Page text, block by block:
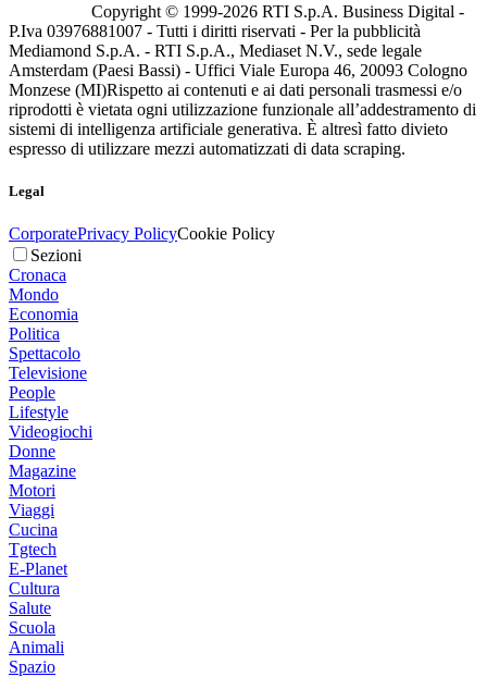
Copyright © 1999-2026 RTI S.p.A. Business Digital -
P.Iva 03976881007 - Tutti i diritti riservati - Per la pubblicità
Mediamond S.p.A. - RTI S.p.A., Mediaset N.V., sede legale
Amsterdam (Paesi Bassi) - Uffici Viale Europa 46, 20093 Cologno
Monzese (MI)Rispetto ai contenuti e ai dati personali trasmessi e/o
riprodotti è vietata ogni utilizzazione funzionale all’addestramento di
sistemi di intelligenza artificiale generativa. È altresì fatto divieto
espresso di utilizzare mezzi automatizzati di data scraping.
Legal
CorporatePrivacy PolicyCookie Policy
Sezioni
Cronaca
Mondo
Economia
Politica
Spettacolo
Televisione
People
Lifestyle
Videogiochi
Donne
Magazine
Motori
Viaggi
Cucina
Tgtech
E-Planet
Cultura
Salute
Scuola
Animali
Spazio